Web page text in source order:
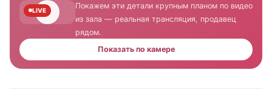
LIVE
Покажем эти детали крупным планом по видео
из зала — реальная трансляция, продавец
рядом.
Показать по камере